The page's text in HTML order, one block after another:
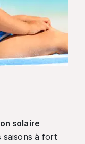
solaire
saisons à fort